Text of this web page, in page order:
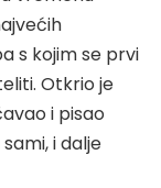
s kojim se prvi
Otkrio je
i pisao
i dalje